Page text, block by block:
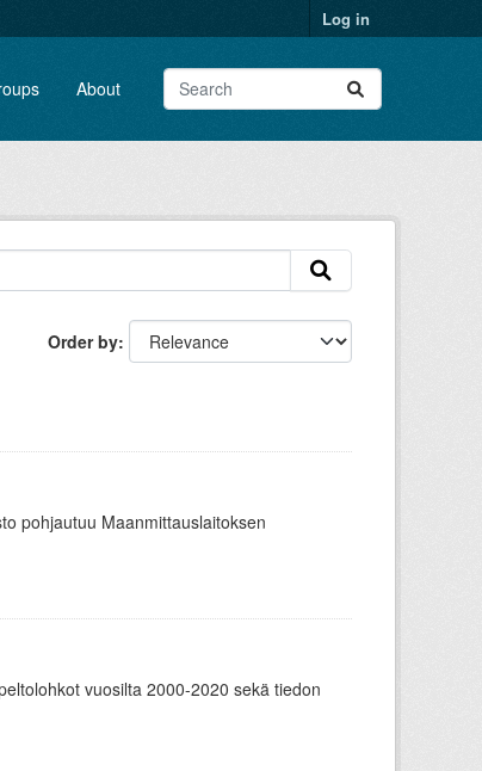
Log in
About
Order by
pohjautuu Maanmittauslaitoksen
vuosilta 2000-2020 sekä tiedon